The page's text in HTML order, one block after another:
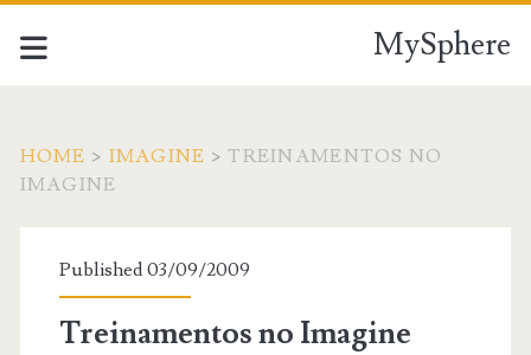
MySphere
HOME > IMAGINE > TREINAMENTOS NO
IMAGINE
Published 03/09/2009
Treinamentos no Imagine